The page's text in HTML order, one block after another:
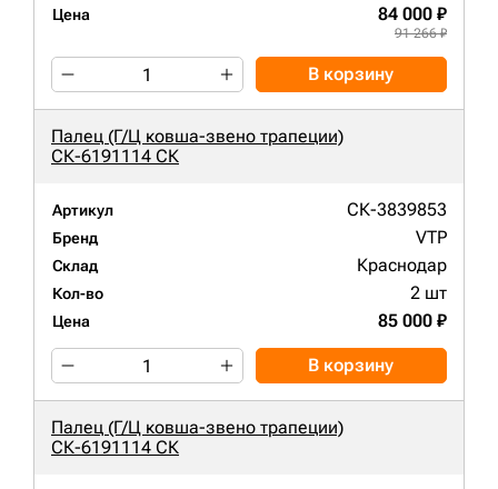
Цена 84 000 ₽
91 266 ₽
В корзину
Палец (Г/Ц ковша-звено трапеции)
СК-6191114 СК
Артикул СК-3839853
Бренд VTP
Склад Краснодар
Кол-во 2 шт
Цена 85 000 ₽
В корзину
Палец (Г/Ц ковша-звено трапеции)
СК-6191114 СК